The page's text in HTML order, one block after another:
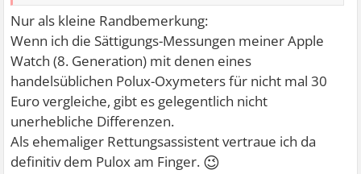
Nur als kleine Randbemerkung:
Wenn ich die Sättigungs-Messungen meiner Apple
Watch (8. Generation) mit denen eines
handelsüblichen Polux-Oxymeters für nicht mal 30
Euro vergleiche, gibt es gelegentlich nicht
unerhebliche Differenzen.
Als ehemaliger Rettungsassistent vertraue ich da
definitiv dem Pulox am Finger. 😉